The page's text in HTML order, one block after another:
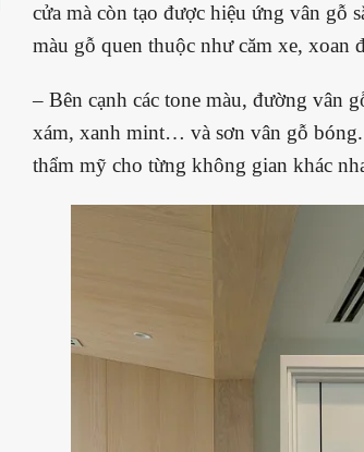
cửa mà còn tạo được hiệu ứng vân gỗ
màu gỗ quen thuộc như căm xe,
– Bên cạnh các tone màu, đường vân
xám, xanh mint… và sơn vân gỗ bóng.
thẩm mỹ cho từng không gian khác